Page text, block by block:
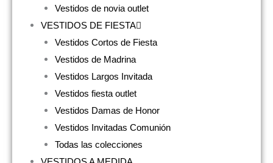
Vestidos de novia outlet
VESTIDOS DE FIESTA
Vestidos Cortos de Fiesta
Vestidos de Madrina
Vestidos Largos Invitada
Vestidos fiesta outlet
Vestidos Damas de Honor
Vestidos Invitadas Comunión
Todas las colecciones